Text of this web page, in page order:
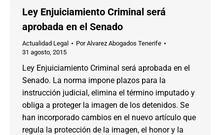
Ley Enjuiciamiento Criminal será
aprobada en el Senado
Actualidad Legal PorAlvarez Abogados Tenerife
31 agosto, 2015
Ley Enjuiciamiento Criminal será aprobada en el
Senado. La norma impone plazos para la
instrucción judicial, elimina el término imputado y
obliga a proteger la imagen de los detenidos. Se
han incorporado cambios en el nuevo artículo que
regula la protección de la imagen, el honor y la